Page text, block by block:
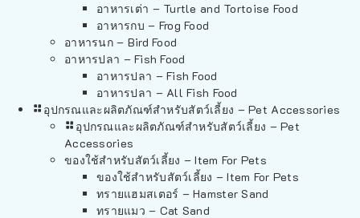
อาหารเต่า – Turtle and Tortoise Food
อาหารกบ – Frog Food
อาหารนก – Bird Food
อาหารปลา – Fish Food
อาหารปลา – Fish Food
อาหารปลา – All Fish Food
อุปกรณและผลิตภัณฑ์สำหรับสัตว์เลี้ยง – Pet Accessories
อุปกรณและผลิตภัณฑ์สำหรับสัตว์เลี้ยง – Pet
Accessories
ของใช้สำหรับสัตว์เลี้ยง – Item For Pets
ของใช้สำหรับสัตว์เลี้ยง – Item For Pets
ทรายแฮมสเตอร์ – Hamster Sand
ทรายแมว – Cat Sand